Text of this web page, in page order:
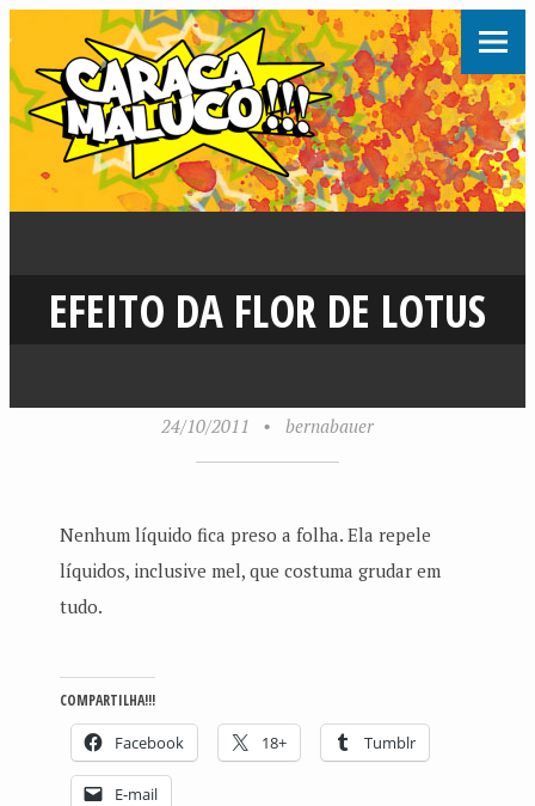
EFEITO DA FLOR DE LOTUS
24/10/2011 • bernabauer
Nenhum líquido fica preso a folha. Ela repele
líquidos, inclusive mel, que costuma grudar em
tudo.
COMPARTILHA!!!
Facebook 18+ Tumblr
E-mail